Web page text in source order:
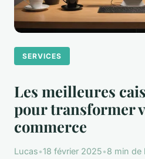
SERVICES
Les meilleures
pour transformer
commerce
Lucas•18 février 2025•8 min de